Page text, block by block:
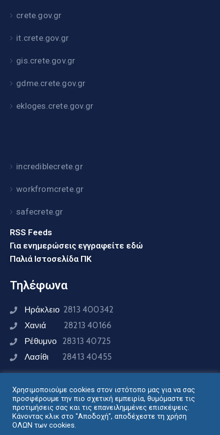
crete.gov.gr
it.crete.gov.gr
gis.crete.gov.gr
gdme.crete.gov.gr
ekloges.crete.gov.gr
incrediblecrete.gr
workfromcrete.gr
safecrete.gr
RSS Feeds
Για ενημερώσεις εγγραφείτε εδώ
Παλιά Ιστοσελίδα ΠΚ
Τηλέφωνα
Ηράκλειο 2813 400342
Χανιά 28213 40166
Ρέθυμνο 28313 40725
Λασίθι 28413 40455
Συνδεθείτε μαζί μας
Χρησιμοποιούμε cookies στον ιστότοπο μας για να σας
προσφέρουμε την πιο σχετική εμπειρία, θυμόμαστε τις
προτιμήσεις σας και τις επανειλημμένες επισκέψεις.
Κάνοντας κλικ στο "Αποδοχή", αποδέχεστε τη χρήση
ΟΛΩΝ των cookies.